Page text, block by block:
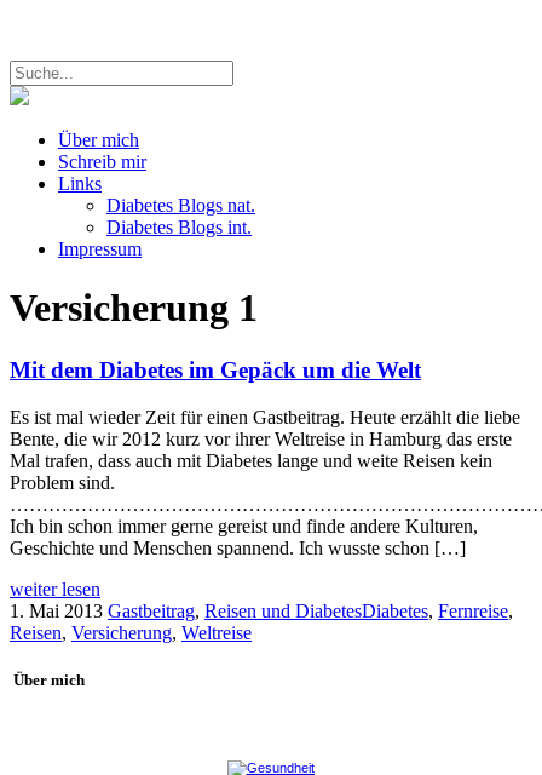
Über mich
Schreib mir
Links
Diabetes Blogs nat.
Diabetes Blogs int.
Impressum
Versicherung 1
Mit dem Diabetes im Gepäck um die Welt
Es ist mal wieder Zeit für einen Gastbeitrag. Heute erzählt die liebe
Bente, die wir 2012 kurz vor ihrer Weltreise in Hamburg das erste
Mal trafen, dass auch mit Diabetes lange und weite Reisen kein
Problem sind.
Ich bin schon immer gerne gereist und finde andere Kulturen,
Geschichte und Menschen spannend. Ich wusste schon […]
weiter lesen
1. Mai 2013 Gastbeitrag, Reisen und DiabetesDiabetes, Fernreise,
Reisen, Versicherung, Weltreise
Über mich